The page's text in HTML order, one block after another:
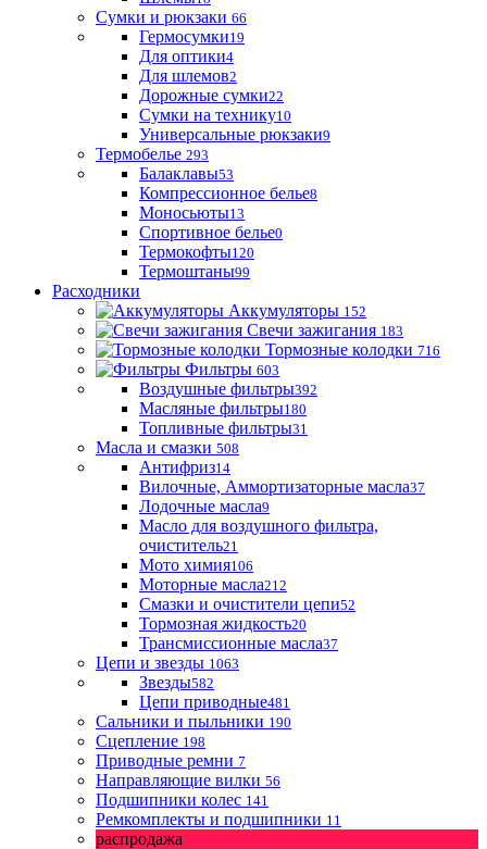
Сумки и рюкзаки 66
Гермосумки19
Для оптики4
Для шлемов2
Дорожные сумки22
Сумки на технику10
Универсальные рюкзаки9
Термобелье 293
Балаклавы53
Компрессионное белье8
Моносьюты13
Спортивное белье0
Термокофты120
Термоштаны99
Расходники
Аккумуляторы 152
Свечи зажигания 183
Тормозные колодки 716
Фильтры 603
Воздушные фильтры392
Масляные фильтры180
Топливные фильтры31
Масла и смазки 508
Антифриз14
Вилочные, Аммортизаторные масла37
Лодочные масла9
Масло для воздушного фильтра,
очиститель21
Мото химия106
Моторные масла212
Смазки и очистители цепи52
Тормозная жидкость20
Трансмиссионные масла37
Цепи и звезды 1063
Звезды582
Цепи приводные481
Сальники и пыльники 190
Сцепление 198
Приводные ремни 7
Направляющие вилки 56
Подшипники колес 141
Ремкомплекты и подшипники 11
распродажа